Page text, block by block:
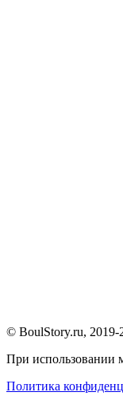
© BoulStory.ru, 2019-
При использовании
Политика